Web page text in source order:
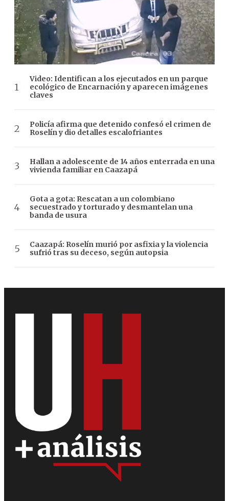
Video: Identifican a los ejecutados en un parque
ecológico de Encarnación y aparecen imágenes
claves
Policía afirma que detenido confesó el crimen de
Roselín y dio detalles escalofriantes
Hallan a adolescente de 14 años enterrada en una
vivienda familiar en Caazapá
Gota a gota: Rescatan a un colombiano
secuestrado y torturado y desmantelan una
banda de usura
Caazapá: Roselín murió por asfixia y la violencia
sufrió tras su deceso, según autopsia